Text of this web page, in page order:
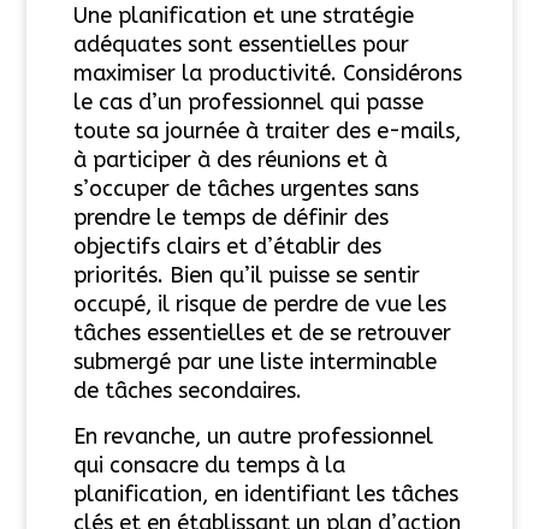
Une planification et une stratégie
adéquates sont essentielles pour
maximiser la productivité. Considérons
le cas d’un professionnel qui passe
toute sa journée à traiter des e-mails,
à participer à des réunions et à
s’occuper de tâches urgentes sans
prendre le temps de définir des
objectifs clairs et d’établir des
priorités. Bien qu’il puisse se sentir
occupé, il risque de perdre de vue les
tâches essentielles et de se retrouver
submergé par une liste interminable
de tâches secondaires.
En revanche, un autre professionnel
qui consacre du temps à la
planification, en identifiant les tâches
clés et en établissant un plan d’action